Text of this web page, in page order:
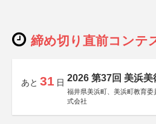
締め切り直前コンテ
あと 31 日 2026 第37回 美浜美
福井県美浜町、美浜町教育
式会社